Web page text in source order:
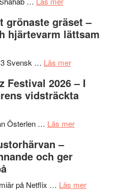
Believe
–
Frankenshtey
med
Fox
och
Scully
nya
titlar
årets
Shahab
Mehrabi
Filmstadens
stipendium
grönaste gräset –
hjärtevarm lättsam
3 Svensk … Läs merom
Det
grönaste
–
och
lättsam
Festival 2026 – I
vidsträckta
Österlen … Läs merom
2026
–
och ger
på Netflix … Läs merom